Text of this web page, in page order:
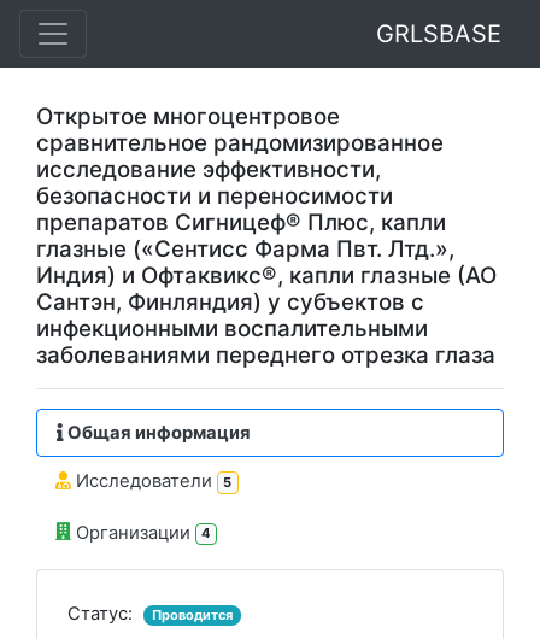
GRLSBASE
Открытое многоцентровое
сравнительное рандомизированное
исследование эффективности,
безопасности и переносимости
препаратов Сигницеф® Плюс, капли
глазные («Сентисс Фарма Пвт. Лтд.»,
Индия) и Офтаквикс®, капли глазные (АО
Сантэн, Финляндия) у субъектов с
инфекционными воспалительными
заболеваниями переднего отрезка глаза
Общая информация
Исследователи 5
Организации 4
Статус: Проводится